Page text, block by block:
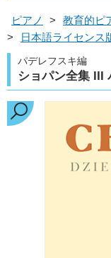
ピアノ > 教育的ピ
>
日本語ライセンス
パデレフスキ編
ショパン全集 III